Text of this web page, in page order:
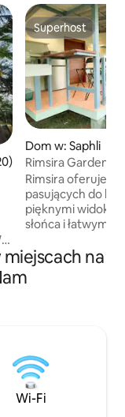
ocena: 4,8 na 5,
Superhost
Superhost
Dom w: Saphli
Rimsira Garden
Rimsira oferuje 5
pasujących do
pięknymi
słońca i łatwym
Laen Beach (3
samochodem).
pobliżu lokalnych
idealne na małe
transfery
niedrogi pobyt,
Skontaktuj się z
na
Wi-Fi